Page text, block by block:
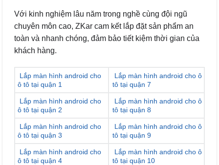
Với kinh nghiệm lâu năm trong nghề cùng đội ngũ
chuyên môn cao, ZKar cam kết lắp đặt sản phẩm an
toàn và nhanh chóng, đảm bảo tiết kiệm thời gian của
khách hàng.
Lắp màn hình android cho
ô tô tại quận 1
Lắp màn hình android cho ô
tô tại quận 7
Lắp màn hình android cho
ô tô tại quận 2
Lắp màn hình android cho ô
tô tại quận 8
Lắp màn hình android cho
ô tô tại quận 3
Lắp màn hình android cho ô
tô tại quận 9
Lắp màn hình android cho
ô tô tại quận 4
Lắp màn hình android cho ô
tô tại quận 10